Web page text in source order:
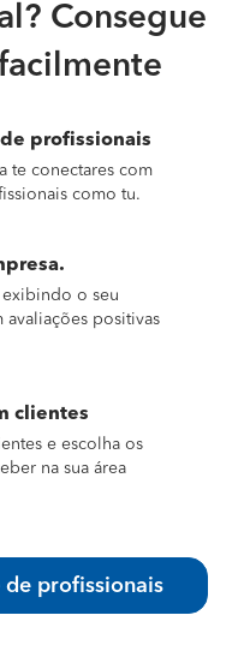
Consegue
profissionais
te conectares com
como tu.
o seu
avaliações positivas
clientes
e escolha os
na sua área
de profissionais